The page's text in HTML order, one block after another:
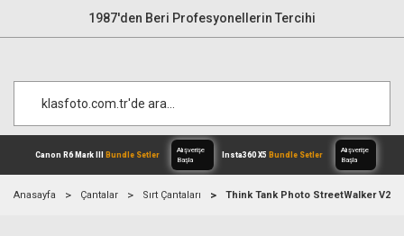
1987'den Beri Profesyonellerin Tercihi
Anasayfa Çantalar Sırt Çantaları Think Tank Photo StreetWalker V2.0